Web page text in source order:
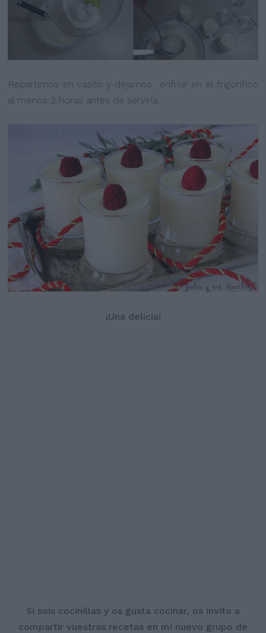
Repartimos en vasito y dejamos enfriar en el frigorífico
al menos 2 horas antes de servirla.
¡Una delicia!
Si sois cocinillas y os gusta cocinar, os invito a
compartir vuestras recetas en mi nuevo grupo de